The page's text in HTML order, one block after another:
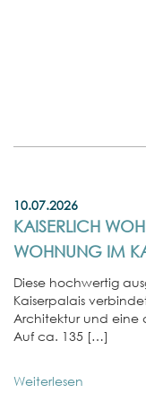
10.07.2026
KAISERLICH
OHNUNG IM
Diese hochwertig
Kaiserpalais
Architektur und eine
Auf ca. 135 […]
Weiterlesen